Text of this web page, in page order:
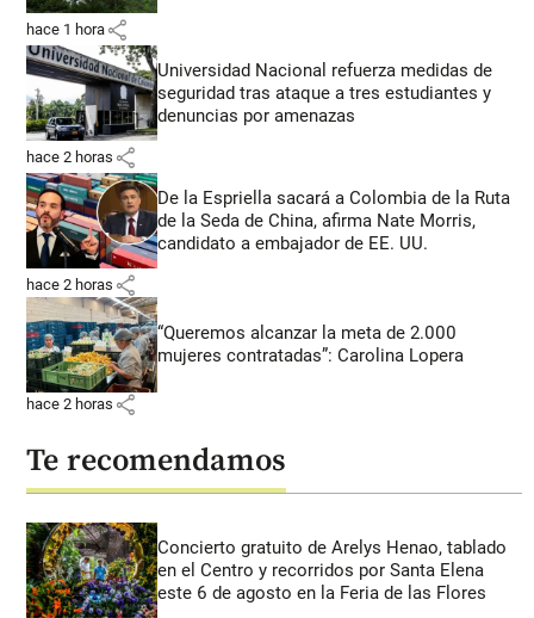
hace 1 hora share
Universidad Nacional refuerza medidas de
seguridad tras ataque a tres estudiantes y
denuncias por amenazas
hace 2 horas share
De la Espriella sacará a Colombia de la Ruta
de la Seda de China, afirma Nate Morris,
candidato a embajador de EE. UU.
hace 2 horas share
“Queremos alcanzar la meta de 2.000
mujeres contratadas”: Carolina Lopera
hace 2 horas share
Te recomendamos
Concierto gratuito de Arelys Henao, tablado
en el Centro y recorridos por Santa Elena
este 6 de agosto en la Feria de las Flores